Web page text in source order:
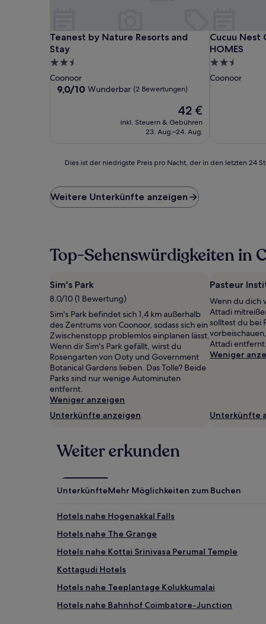
Teanest by Nature Resorts and
Stay
Teanest by Nature Resorts and Stay
2.5-
Sterne-
Unterkunft
Coonoor
9.0
9,0/10 Wunderbar (2 Bewertungen)
Der
Preis
beträgt
42 €
inkl. Steuern & Gebühren
23. Aug.–24. Aug.
Cucuu Nest
HOMES
Cucuu Nest
2.5-
Sterne-
Coonoor
der
niedrigste
Preis
in
den
24 Stunden
für
einen
Aufenthalt
mit
1 Übernachtung
von
2 Erwachsenen
gefunden
wurde.
Preise
und
können
gelten.
Dies ist der niedrigste Preis pro Nacht, der in den letzten 24
Weitere Unterkünfte anzeigen
Top-Sehenswürdigkeiten in
Sim's Park
8.0/10 (1 Bewertung)
Sim's Park befindet sich 1,4 km außerhalb
des Zentrums von Coonoor, sodass sich ein
Zwischenstopp problemlos einplanen lässt.
Wenn dir Sim's Park gefällt, wirst du
Rosengarten von Ooty und Government
Botanical Gardens lieben. Das Tolle? Beide
Parks sind nur wenige Autominuten
entfernt.
Weniger anzeigen
Unterkünfte anzeigen
Pasteur
Wenn du dich
Attadi
solltest du bei
Attadi entfernt.
Weniger
Unterkünfte
Weiter erkunden
UnterkünfteMehr Möglichkeiten zum Buchen
Hotels nahe Hogenakkal Falls
Hotels nahe The Grange
Hotels nahe Kottai Srinivasa Perumal Temple
Kottagudi Hotels
Hotels nahe Teeplantage Kolukkumalai
Hotels nahe Bahnhof Coimbatore-Junction